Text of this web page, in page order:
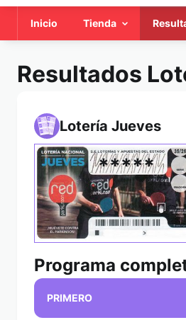
Inicio Tienda
Resultados
Lotería Jueves
*****
Programa
PRIMERO